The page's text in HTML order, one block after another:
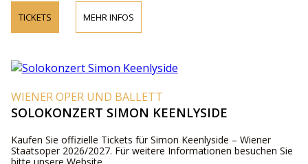
TICKETS MEHR INFOS
WIENER OPER UND BALLETT
SOLOKONZERT SIMON KEENLYSIDE
Kaufen Sie offizielle Tickets für Simon Keenlyside – Wiener
Staatsoper 2026/2027. Für weitere Informationen besuchen Sie